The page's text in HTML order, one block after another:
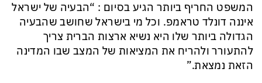
המשפט החריף ביותר הגיע בסיום : “הבעיה של ישראל
איננה דונלד טראמפ. וכל מי בישראל שחושב שהבעיה
הגדולה ביותר שלו היא נשיא ארצות הברית צריך
להתעורר ולהריח את המציאות של המצב שבו המדינה
הזאת נמצאת.”